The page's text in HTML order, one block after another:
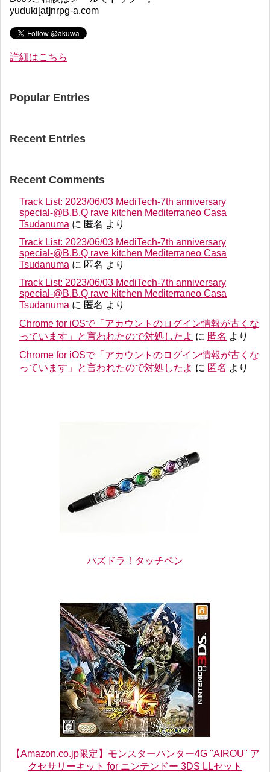
yuduki[at]nrpg-a.com
詳細はこちら
Popular Entries
Recent Entries
Recent Comments
Track List: 2023/06/03 MediTech-7th anniversary
special-@B.B.Q rave kitchen Mediterraneo Casa
Tsudanuma に 匿名 より
Track List: 2023/06/03 MediTech-7th anniversary
special-@B.B.Q rave kitchen Mediterraneo Casa
Tsudanuma に 匿名 より
Track List: 2023/06/03 MediTech-7th anniversary
special-@B.B.Q rave kitchen Mediterraneo Casa
Tsudanuma に 匿名 より
Chrome for iOSで「アカウントのログイン情報が古くな
っています」と言われたので対処したよ に 匿名 より
Chrome for iOSで「アカウントのログイン情報が古くな
っています」と言われたので対処したよ に 匿名 より
パズドラ！タッチペン
【Amazon.co.jp限定】モンスターハンター4G "AIROU" ア
クセサリーキット for ニンテンドー 3DS LLセット